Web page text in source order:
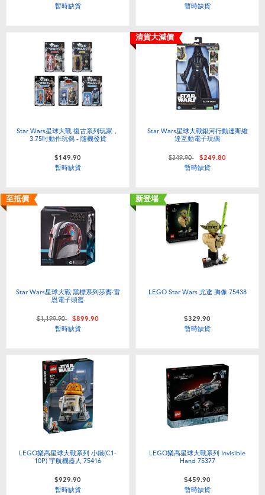
暫時缺貨 暫時缺貨
Star Wars星球大戰 復古系列玩家，
3.75吋動作玩偶 - 隨機發貨
$149.90
暫時缺貨
清貨大減價
Star Wars星球大戰銀河行動達斯維
達互動電子玩偶
價格從
$349.90至$249.80
暫時缺貨
至抵價
Star Wars星球大戰 黑標系列莎賓·雷
恩電子頭盔
價格從
$1,199.90至$899.90
暫時缺貨
新登場
LEGO Star Wars 尤達 胸像 75438
$329.90
暫時缺貨
LEGO樂高星球大戰系列 小鐵(C1-
10P) 宇航機器人 75416
$929.90
暫時缺貨
LEGO樂高星球大戰系列 Invisible
Hand 75377
$459.90
暫時缺貨